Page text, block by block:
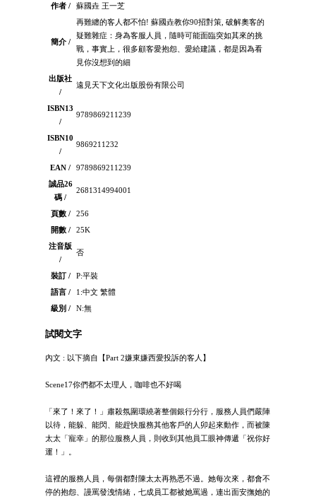
作者 /
蘇國垚 王一芝
簡介 /
再難纏的客人都不怕! 蘇國垚教你90招對策, 破解奧客的
疑難雜症：身為客服人員，隨時可能面臨突如其來的挑
戰，事實上，很多顧客愛抱怨、愛給建議，都是因為看
見你沒想到的細
出版社
/
遠見天下文化出版股份有限公司
ISBN13
/
9789869211239
ISBN10
/
9869211232
EAN /
9789869211239
誠品26
碼 /
2681314994001
頁數 /
256
開數 /
25K
注音版
/
否
裝訂 /
P:平裝
語言 /
1:中文 繁體
級別 /
N:無
試閱文字
內文 : 以下摘自【Part 2嫌東嫌西愛投訴的客人】
Scene17你們都不太理人，咖啡也不好喝
「來了！來了！」肅殺氛圍環繞著整個銀行分行，服務人員們嚴陣
以待，能躲、能閃、能趕快服務其他客戶的人卯起來動作，而被陳
太太「寵幸」的那位服務人員，則收到其他員工眼神傳遞「祝你好
運！」。
這裡的服務人員，每個都對陳太太再熟悉不過。她每次來，都會不
停的抱怨、謾罵發洩情緒，七成員工都被她罵過，連出面安撫她的